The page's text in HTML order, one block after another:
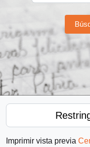
Imprimir vista previa